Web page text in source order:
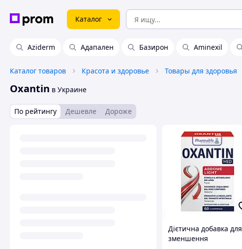
Каталог
Aziderm Адапален Базирон Aminexil
Каталог товаров Красота и здоровье Товары для здоровья
Oxantin в Украине
По рейтингу Дешевле Дороже
Дієтична добавка для
зменшення